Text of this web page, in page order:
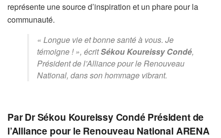
représente une source d’inspiration et un phare pour la
communauté.
« Longue vie et bonne santé à vous. Je
témoigne ! », écritSékou Koureissy Condé,
Président de l’Alliance pour le Renouveau
National, dans son hommage vibrant.
Par Dr Sékou Koureissy Condé Président de
l’Alliance pour le Renouveau National ARENA